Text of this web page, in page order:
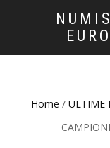
Home / ULTIME